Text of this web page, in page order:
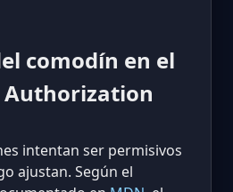
comodín en el
Authorization
intentan ser permisivos
ajustan. Según el